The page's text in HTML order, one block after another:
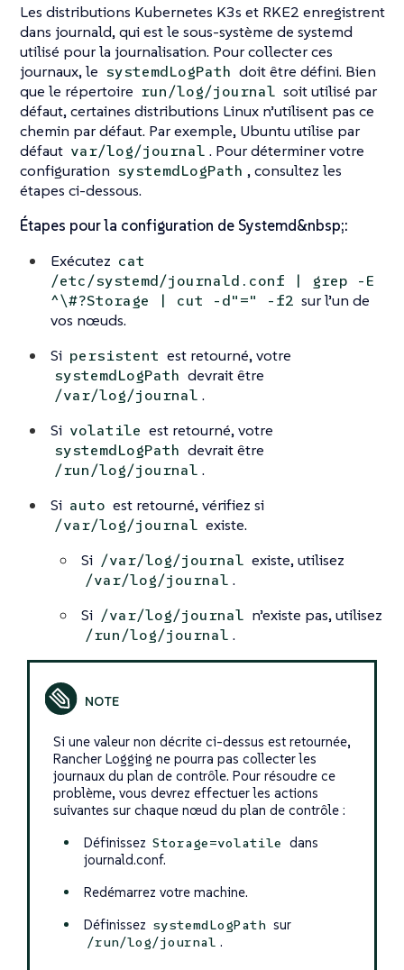
Les distributions Kubernetes K3s et RKE2 enregistrent
dans journald, qui est le sous-système de systemd
utilisé pour la journalisation. Pour collecter ces
journaux, le systemdLogPath doit être défini. Bien
que le répertoire run/log/journal soit utilisé par
défaut, certaines distributions Linux n’utilisent pas ce
chemin par défaut. Par exemple, Ubuntu utilise par
défaut var/log/journal . Pour déterminer votre
configuration systemdLogPath , consultez les
étapes ci-dessous.
Étapes pour la configuration de Systemd&nbsp;:
Exécutez cat
/etc/systemd/journald.conf | grep -E
^\#?Storage | cut -d"=" -f2 sur l’un de
vos nœuds.
Si persistent est retourné, votre
systemdLogPath devrait être
/var/log/journal .
Si volatile est retourné, votre
systemdLogPath devrait être
/run/log/journal .
Si auto est retourné, vérifiez si
/var/log/journal existe.
Si /var/log/journal existe, utilisez
/var/log/journal .
Si /var/log/journal n’existe pas, utilisez
/run/log/journal .
Si une valeur non décrite ci-dessus est retournée,
Rancher Logging ne pourra pas collecter les
journaux du plan de contrôle. Pour résoudre ce
problème, vous devrez effectuer les actions
suivantes sur chaque nœud du plan de contrôle :
Définissez Storage=volatile dans
journald.conf.
Redémarrez votre machine.
Définissez systemdLogPath sur
/run/log/journal .